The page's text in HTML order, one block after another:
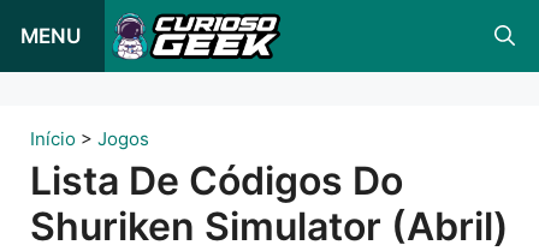
para
conteúdo
MENU
Início > Jogos
Lista De Códigos Do
Shuriken Simulator (Abril)